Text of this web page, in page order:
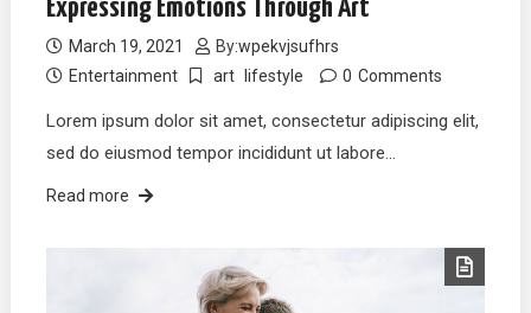
Expressing Emotions Through Art
March 19, 2021 By:wpekvjsufhrs
Entertainment
art lifestyle 0 Comments
Lorem ipsum dolor sit amet, consectetur adipiscing elit,
sed do eiusmod tempor incididunt ut labore…
Read more